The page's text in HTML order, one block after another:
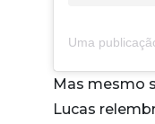
Mas mesmo
Lucas